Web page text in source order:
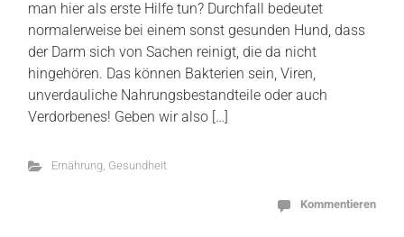
man hier als erste Hilfe tun? Durchfall bedeutet
normalerweise bei einem sonst gesunden Hund, dass
der Darm sich von Sachen reinigt, die da nicht
hingehören. Das können Bakterien sein, Viren,
unverdauliche Nahrungsbestandteile oder auch
Verdorbenes! Geben wir also […]
Ernährung, Gesundheit
Kommentieren